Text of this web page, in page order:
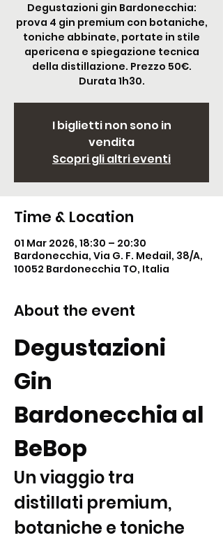
Degustazioni gin Bardonecchia:
prova 4 gin premium con botaniche,
toniche abbinate, portate in stile
apericena e spiegazione tecnica
della distillazione. Prezzo 50€.
Durata 1h30.
I biglietti non sono in
vendita
Scopri gli altri eventi
Time & Location
01 Mar 2026, 18:30 – 20:30
Bardonecchia, Via G. F. Medail, 38/A,
10052 Bardonecchia TO, Italia
About the event
Degustazioni
Gin
Bardonecchia al
BeBop
Un viaggio tra
distillati premium,
botaniche e toniche